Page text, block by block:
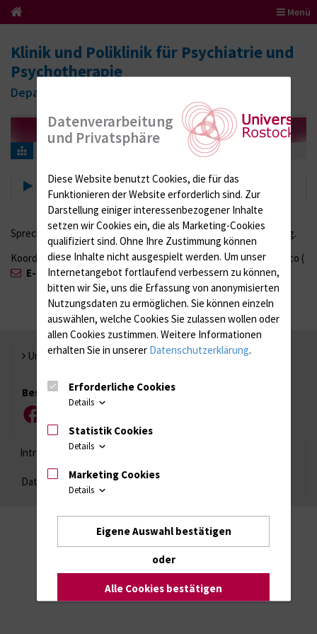
Menü
Klinik und Poliklinik für Psychiatrie und
Psychotherapie
Department für Psychosoziale Medizin
Lehre
Sprechstunden für Studierende im Semester nach Vereinbarung.
Koordinator für Studium und Lehre der KPP: OA Dr. Frank Faltraco (
E-Mail; Tel.: 0381 494 9504)
Universität Rostock
Besuchen Sie uns
Facebook
Intranet Login (für Studenten)
Datenschutzhinweise Barrierefreiheit
Datenverarbeitung
und Privatsphäre
Diese Website benutzt Cookies, die für das
Funktionieren der Website erforderlich sind. Zur
Darstellung einiger interessenbezogener Inhalte
setzen wir Cookies ein, die als Marketing-Cookies
qualifiziert sind. Ohne Ihre Zustimmung können
diese Inhalte nicht ausgespielt werden. Um unser
Internetangebot fortlaufend verbessern zu können,
bitten wir Sie, uns die Erfassung von anonymisierten
Nutzungsdaten zu ermöglichen. Sie können einzeln
auswählen, welche Cookies Sie zulassen wollen oder
allen Cookies zustimmen. Weitere Informationen
erhalten Sie in unserer Datenschutzerklärung.
Erforderliche Cookies
Details
Statistik Cookies
Details
Marketing Cookies
Details
Eigene Auswahl bestätigen
oder
Alle Cookies bestätigen